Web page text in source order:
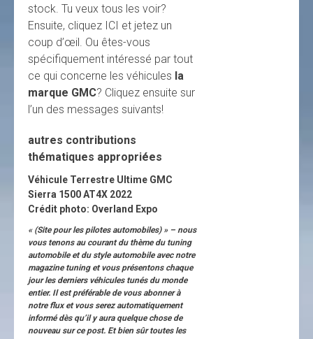
stock. Tu veux tous les voir?
Ensuite, cliquez ICI et jetez un
coup d’œil. Ou êtes-vous
spécifiquement intéressé par tout
ce qui concerne les véhicules la
marque GMC? Cliquez ensuite sur
l’un des messages suivants!
autres contributions
thématiques appropriées
Véhicule Terrestre Ultime GMC
Sierra 1500 AT4X 2022
Crédit photo: Overland Expo
« (Site pour les pilotes automobiles) » – nous
vous tenons au courant du thème du tuning
automobile et du style automobile avec notre
magazine tuning et vous présentons chaque
jour les derniers véhicules tunés du monde
entier. Il est préférable de vous abonner à
notre flux et vous serez automatiquement
informé dès qu’il y aura quelque chose de
nouveau sur ce post. Et bien sûr toutes les